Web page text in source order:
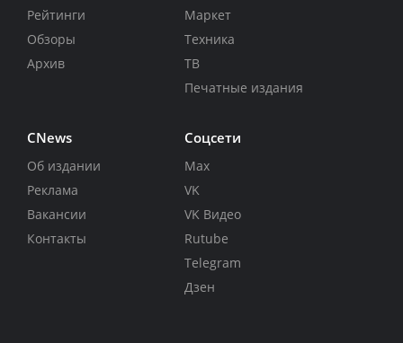
Рейтинги
Обзоры
Архив
Маркет
Техника
ТВ
Печатные издания
CNews
Об издании
Реклама
Вакансии
Контакты
Соцсети
Max
VK
VK Видео
Rutube
Telegram
Дзен